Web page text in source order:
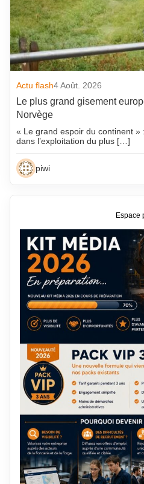
Actu flash4 Août. 2026
Le plus grand gisement
Norvège
« Le grand espoir du continent
dans l’exploitation du plus […]
piwi
Espace